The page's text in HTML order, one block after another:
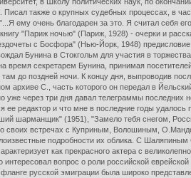
также о крупных судебных процессах, в
ему очень благодарен за это. Я считал себя
"Париж ночью" (Париж, 1928) - очерки и
с Босфора" (Нью-Йорк, 1948)
Бунина в Стокгольм для участия в
секретарем Бунина, принимая
до поздней ночи. К концу дня, выпроводив
архиве С., часть которого он передал в
через три дня давал телеграммы последних
я ее редактор и что мне в последние годы
шарманщик" (1951), "Замело тебя снегом,
о своих встречах с Куприным, Волошиным,
подробности их облика. С
как прекрасного актера с
вопрос о роли российской
русской эмиграции была широко